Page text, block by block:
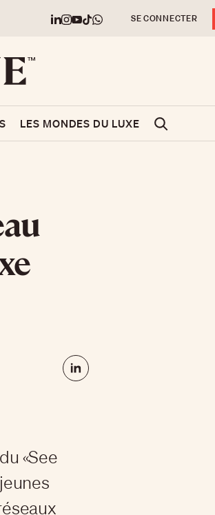
SE CONNECTER
LES MONDES DU LUXE
«See